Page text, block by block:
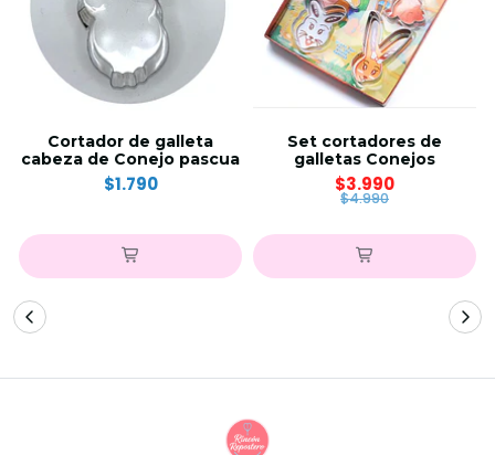
Cortador de galleta
cabeza de Conejo pascua
$1.790
Set cortadores de
galletas Conejos
$3.990
$4.990